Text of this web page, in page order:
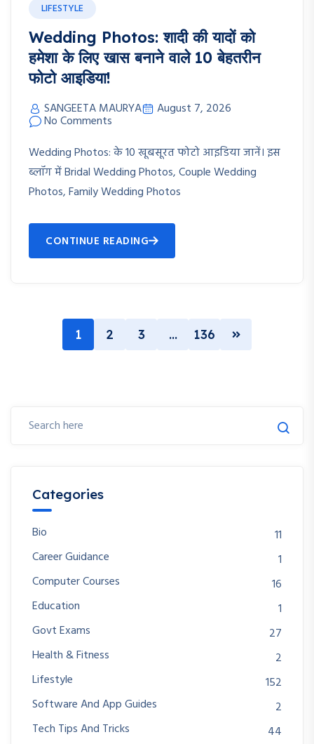
LIFESTYLE
Wedding Photos: शादी की यादों को
हमेशा के लिए खास बनाने वाले 10 बेहतरीन
फोटो आइडिया!
SANGEETA MAURYA August 7, 2026
No Comments
Wedding Photos: के 10 खूबसूरत फोटो आइडिया जानें। इस
ब्लॉग में Bridal Wedding Photos, Couple Wedding
Photos, Family Wedding Photos
CONTINUE READING
1 2 3 … 136
Categories
Bio
11
Career Guidance
1
Computer Courses
16
Education
1
Govt Exams
27
Health & Fitness
2
Lifestyle
152
Software And App Guides
2
Tech Tips And Tricks
44